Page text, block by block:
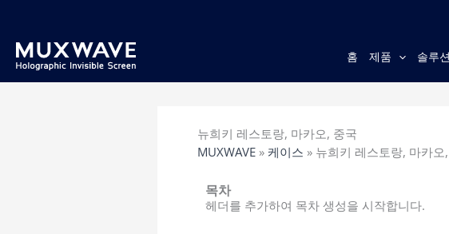
홈 제품 솔루션
뉴희키 레스토랑, 마카오, 중국
MUXWAVE » 케이스 » 뉴희키 레스토랑, 마카오
목차
헤더를 추가하여 목차 생성을 시작합니다.